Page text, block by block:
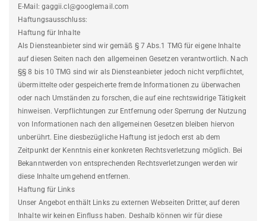
E-Mail: gaggii.cl@googlemail.com
Haftungsausschluss:
Haftung für Inhalte
Als Diensteanbieter sind wir gemäß § 7 Abs.1 TMG für eigene Inhalte
auf diesen Seiten nach den allgemeinen Gesetzen verantwortlich. Nach
§§ 8 bis 10 TMG sind wir als Diensteanbieter jedoch nicht verpflichtet,
übermittelte oder gespeicherte fremde Informationen zu überwachen
oder nach Umständen zu forschen, die auf eine rechtswidrige Tätigkeit
hinweisen. Verpflichtungen zur Entfernung oder Sperrung der Nutzung
von Informationen nach den allgemeinen Gesetzen bleiben hiervon
unberührt. Eine diesbezügliche Haftung ist jedoch erst ab dem
Zeitpunkt der Kenntnis einer konkreten Rechtsverletzung möglich. Bei
Bekanntwerden von entsprechenden Rechtsverletzungen werden wir
diese Inhalte umgehend entfernen.
Haftung für Links
Unser Angebot enthält Links zu externen Webseiten Dritter, auf deren
Inhalte wir keinen Einfluss haben. Deshalb können wir für diese